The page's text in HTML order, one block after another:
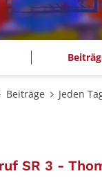
Beiträge Jeden
SR 3 -